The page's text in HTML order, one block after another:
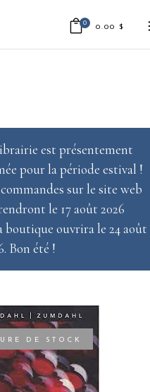
0 0.00 $
est présentement
pour la période estival !
sur le site web
le 17 août 2026
boutique ouvrira le 24 août
Bon été !
DE STOCK